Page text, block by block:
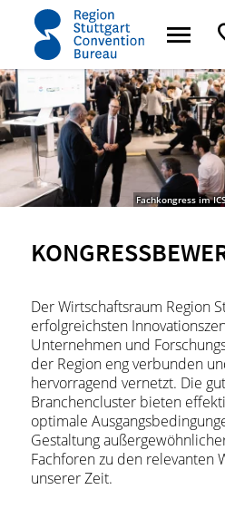
Startseite Service
Fachkongress im
Der Wirtschaftsraum Region
erfolgreichsten
Unternehmen und
der Region eng verbunden
hervorragend vernetzt. Die
Branchencluster bieten
optimale
Gestaltung
Fachforen zu den relevanten
unserer Zeit.